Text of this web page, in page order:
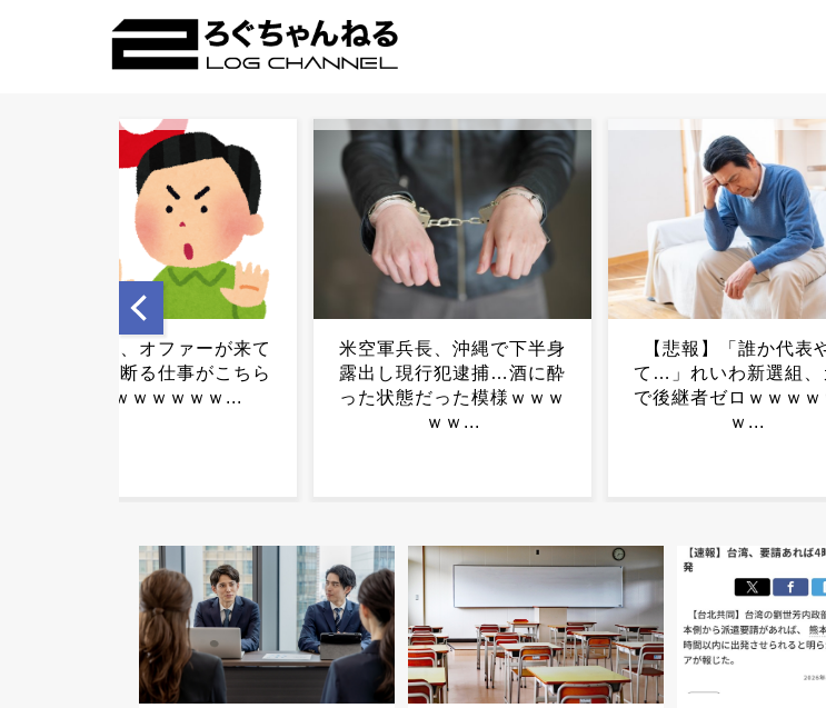
【悲報】「誰か代表やっ
て…」れいわ新選組、ガチ
で後継者ゼロｗｗｗｗｗｗ
ｗ...
新しい学校のリーダー
んとかいう1発
屋・・・・・・・・
米空軍兵長、沖縄で下半身
露出し現行犯逮捕…酒に酔
った状態だった模様ｗｗｗ